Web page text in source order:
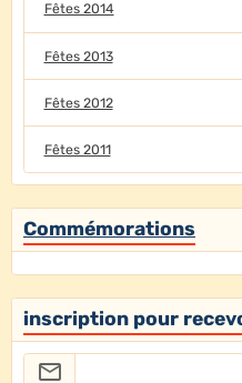
Fêtes 2014
Fêtes 2013
Fêtes 2012
Fêtes 2011
Commémorations
inscription pour